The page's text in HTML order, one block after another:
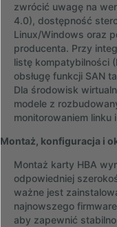
zwrócić uwagę na
4.0), dostępność
Linux/Windows oraz
producenta. Przy
listę kompatybilności
obsługę funkcji SAN
Dla środowisk
modele z
monitorowaniem linku
Montaż, konfiguracja i
Montaż karty HBA
odpowiedniej
ważne jest
najnowszego
aby zapewnić